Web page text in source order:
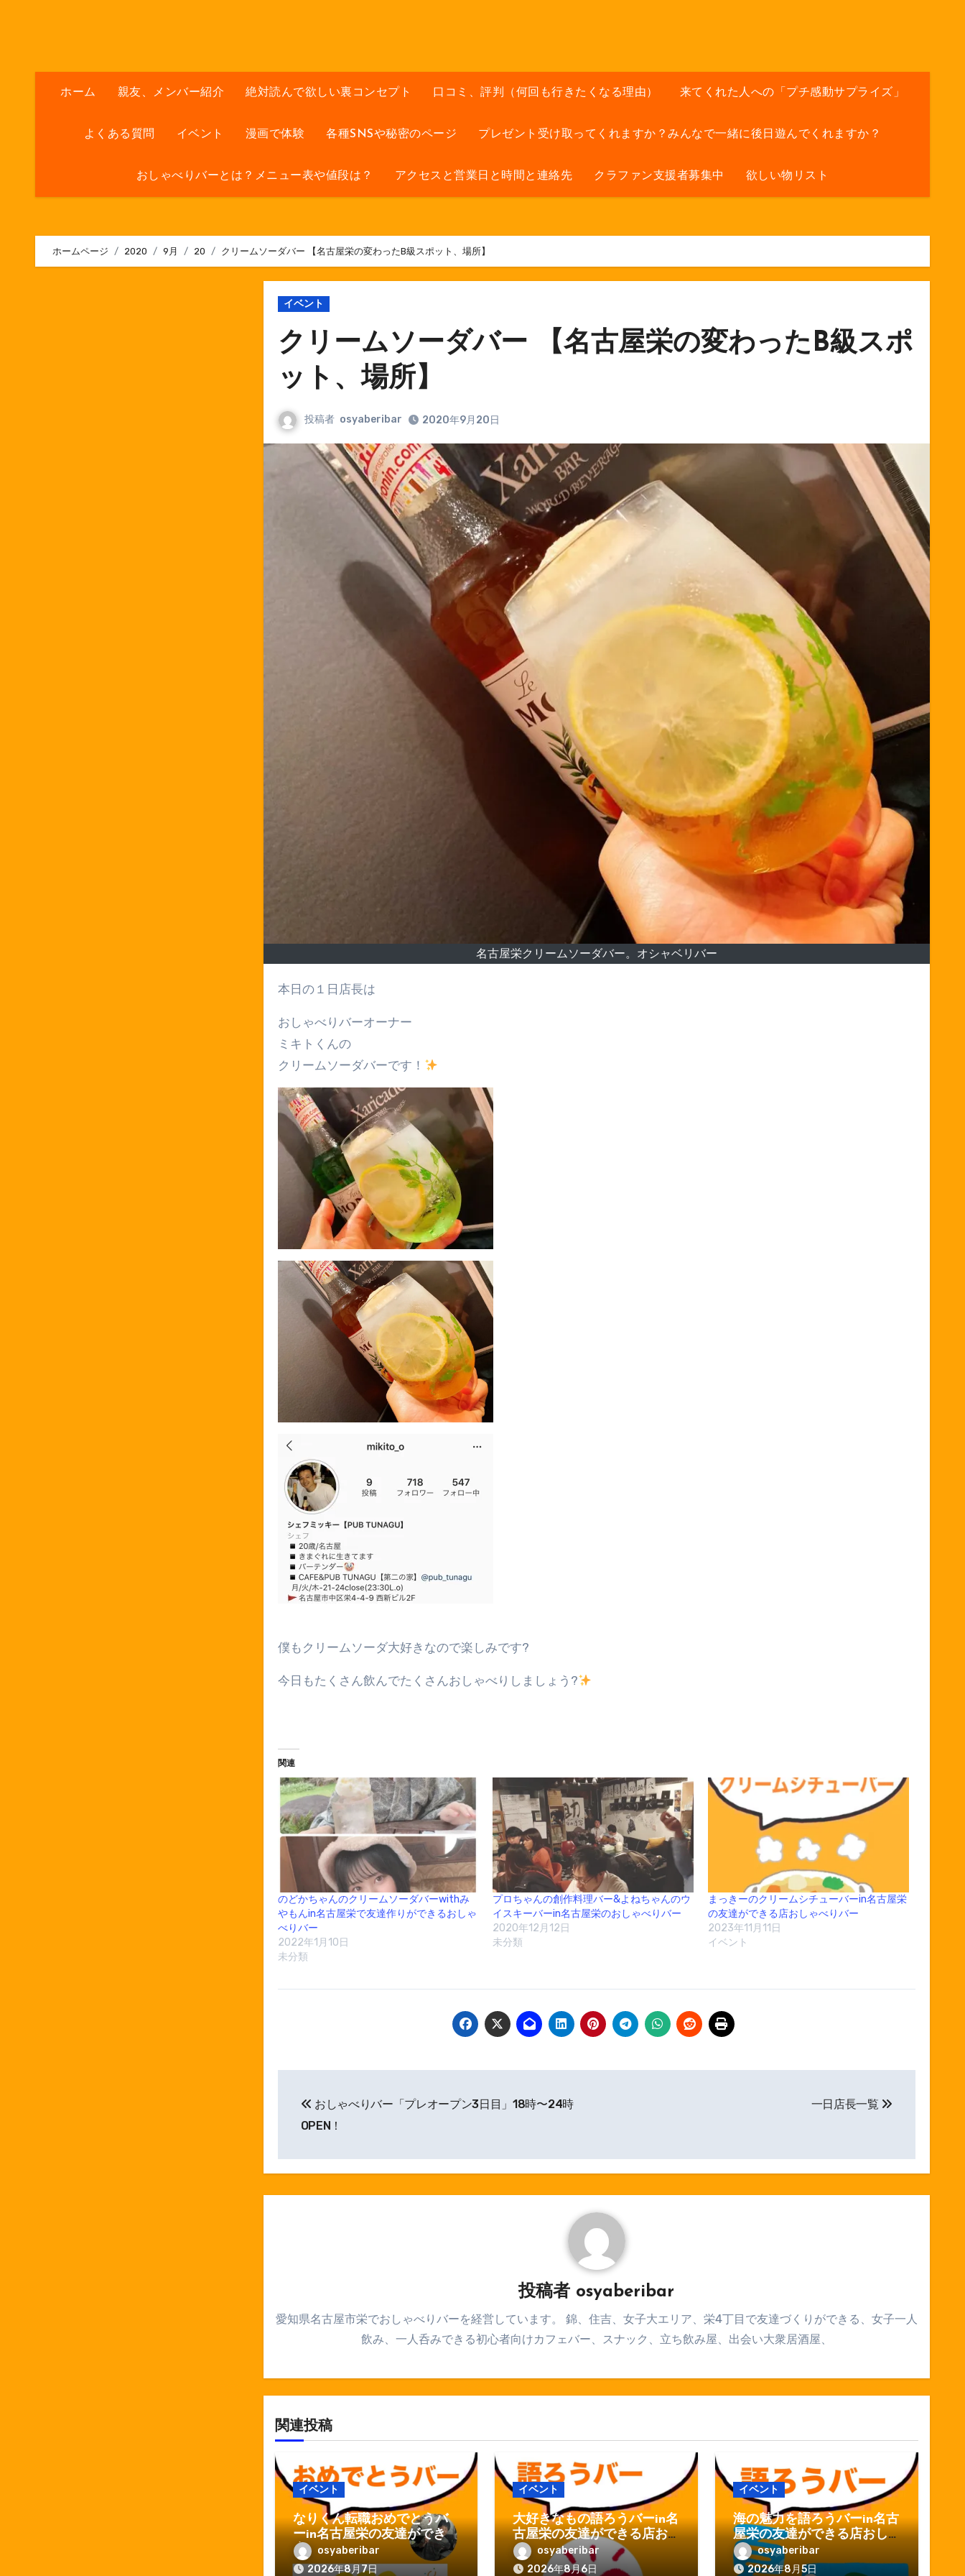
ホーム 親友、メンバー紹介 絶対読んで欲しい裏コンセプト 口コミ、評判（何回も行きたくなる理由） 来てくれた人への「プチ感動サプライズ」
よくある質問 イベント 漫画で体験 各種SNSや秘密のページ プレゼント受け取ってくれますか？みんなで一緒に後日遊んでくれますか？
おしゃべりバーとは？メニュー表や値段は？ アクセスと営業日と時間と連絡先 クラファン支援者募集中 欲しい物リスト
ホームページ 2020 9月 20 クリームソーダバー 【名古屋栄の変わったB級スポット、場所】
イベント
クリームソーダバー 【名古屋栄の変わったB級スポ
ット、場所】
投稿者 osyaberibar 2020年9月20日
名古屋栄クリームソーダバー。オシャベリバー
本日の１日店長は
おしゃべりバーオーナー
ミキトくんの
クリームソーダバーです！
僕もクリームソーダ大好きなので楽しみです?
今日もたくさん飲んでたくさんおしゃべりしましょう?
関連
のどかちゃんのクリームソーダバーwithみ
やもんin名古屋栄で友達作りができるおしゃ
べりバー
2022年1月10日
未分類
プロちゃんの創作料理バー&よねちゃんのウ
イスキーバーin名古屋栄のおしゃべりバー
2020年12月12日
未分類
まっきーのクリームシチューバーin名古屋栄
の友達ができる店おしゃべりバー
2023年11月11日
イベント
ビ
ゲ
ン
おしゃべりバー「プレオープン3日目」18時〜24時
OPEN！
一日店長一覧
投稿者 osyaberibar
愛知県名古屋市栄でおしゃべりバーを経営しています。 錦、住吉、女子大エリア、栄4丁目で友達づくりができる、女子一人
飲み、一人呑みできる初心者向けカフェバー、スナック、立ち飲み屋、出会い大衆居酒屋、
関連投稿
イベント
なりくん転職おめでとうバ
ーin名古屋栄の友達ができる
店おしゃべりバー
osyaberibar
2026年8月7日
イベント
大好きなもの語ろうバーin名
古屋栄の友達ができる店お
しゃべりバー
osyaberibar
2026年8月6日
イベント
海の魅力を語ろうバーin名古
屋栄の友達ができる店おし
ゃべりバー
osyaberibar
2026年8月5日